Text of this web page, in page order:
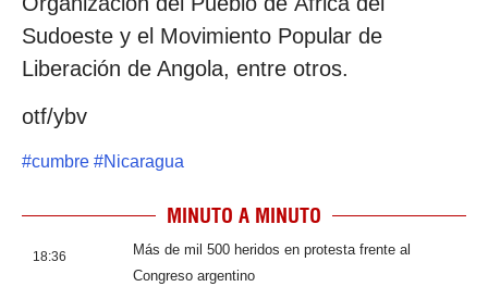
Sudoeste y el Movimiento Popular de
Liberación de Angola, entre otros.
otf/ybv
#cumbre #Nicaragua
MINUTO A MINUTO
18:36
Más de mil 500 heridos en protesta frente al
Congreso argentino